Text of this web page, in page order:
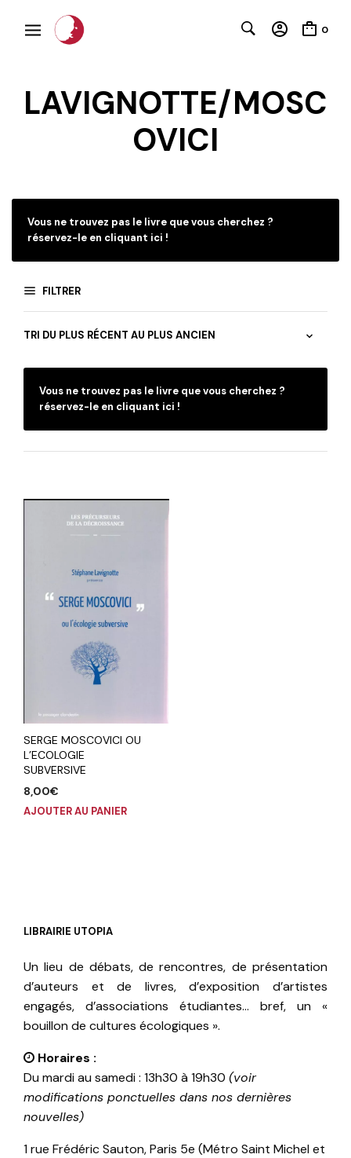
0
LAVIGNOTTE/MOSC
OVICI
Vous ne trouvez pas le livre que vous cherchez ?
réservez-le en cliquant ici !
FILTRER
Vous ne trouvez pas le livre que vous cherchez ?
réservez-le en cliquant ici !
SERGE MOSCOVICI OU
L’ECOLOGIE
SUBVERSIVE
8,00€
AJOUTER AU PANIER
LIBRAIRIE UTOPIA
Un lieu de débats, de rencontres, de présentation
d’auteurs et de livres, d’exposition d’artistes
engagés, d’associations étudiantes… bref, un «
bouillon de cultures écologiques ».
Horaires :
Du mardi au samedi : 13h30 à 19h30 (voir
modifications ponctuelles dans nos dernières
nouvelles)
1 rue Frédéric Sauton, Paris 5e (Métro Saint Michel et